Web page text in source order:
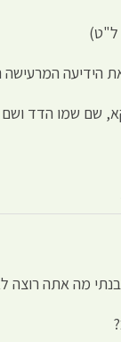
ל"ט)
הידיעה המרעישה
שם שמו הדד ושם
מה אתה רוצה